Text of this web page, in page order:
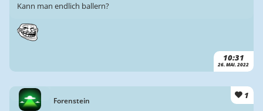
10:31
26. MAI. 2022
Kann man endlich ballern?
Forenstein
1